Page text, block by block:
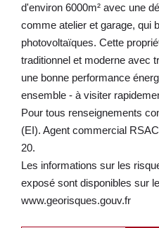
d'environ 6000m² avec une
comme atelier et garage, qui
photovoltaïques. Cette
traditionnel et moderne avec
une bonne performance
ensemble - à visiter
Pour tous renseignements
(EI). Agent commercial
20.
Les informations sur les
exposé sont disponibles sur
www.georisques.gouv.fr